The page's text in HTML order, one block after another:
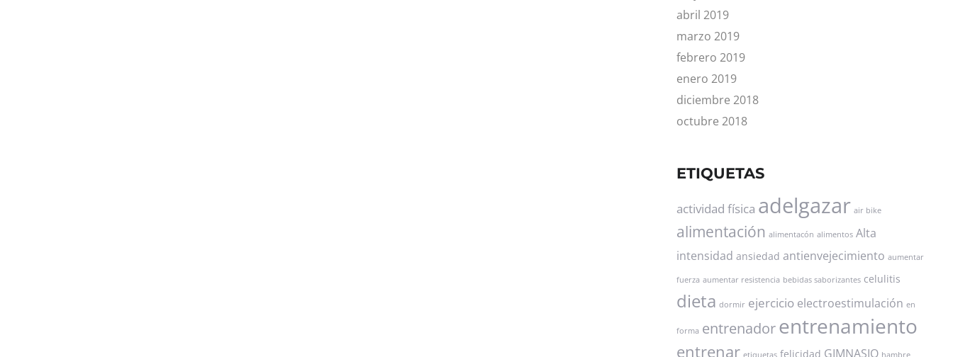
abril 2019
marzo 2019
febrero 2019
enero 2019
diciembre 2018
octubre 2018
ETIQUETAS
actividad física adelgazar air bike
alimentación alimentacón alimentos Alta
intensidad ansiedad antienvejecimiento aumentar
fuerza aumentar resistencia bebidas saborizantes celulitis
dieta dormir ejercicio electroestimulación en
forma entrenadorentrenamiento
entrenar etiquetas felicidad GIMNASIO hambre